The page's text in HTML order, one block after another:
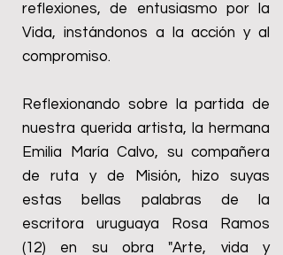
reflexiones, de entusiasmo por la
Vida, instándonos a la acción y al
compromiso.
Reflexionando sobre la partida de
nuestra querida artista, la hermana
Emilia María Calvo, su compañera
de ruta y de Misión, hizo suyas
estas bellas palabras de la
escritora uruguaya Rosa Ramos
(12) en su obra "Arte, vida y